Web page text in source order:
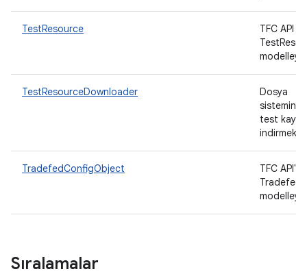
TestResource
TFC API
TestResourceDownloader
Dosya
test
indirmek
TradefedConfigObject
TFC
Sıralamalar